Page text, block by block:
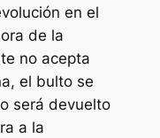
en el
de la
no acepta
el bulto se
será devuelto
a la